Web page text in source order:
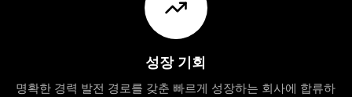
성장 기회
명확한 경력 발전 경로를 갖춘 빠르게 성장하는 회사에 합류하